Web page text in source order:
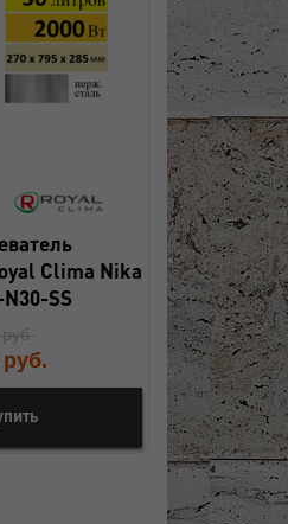
Clima Nika
SS
руб.
руб.